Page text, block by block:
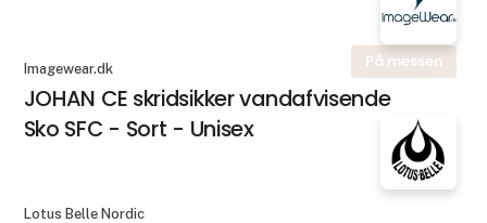
På messen
Imagewear.dk
JOHAN CE skridsikker vandafvisende
Sko SFC - Sort - Unisex
Lotus Belle Nordic